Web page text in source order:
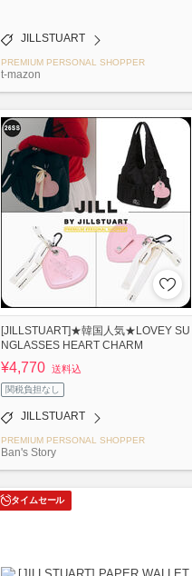
JILLSTUART
PREMIUM PERSONAL SHOPPER
t-mazon
[JILLSTUART]★韓国人気★LOVEY SU
NGLASSES HEART CHARM
¥4,770 送料込
関税負担なし
JILLSTUART
PREMIUM PERSONAL SHOPPER
Ban's Story
タイムセール